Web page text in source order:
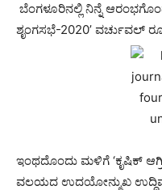
ಬೆಂಗಳೂರಿನಲ್ಲಿ ನಿನ್ನೆ
ಶೃಂಗಸಭೆ-2020’ ವರ್ಚುವಲ್
ಇಂಥದೊಂದು ಮಳಿಗೆ ‘ಕೃಷಿಕ್
ವಲಯದ ಉದಯೋನ್ಮುಖ